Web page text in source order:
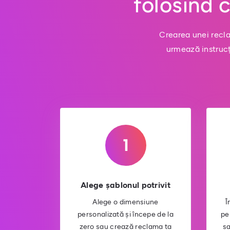
Crearea unei
urmează
Alege șablonul potrivit
Alege o dimensiune
personalizată și începe de la
zero sau crează reclama ta